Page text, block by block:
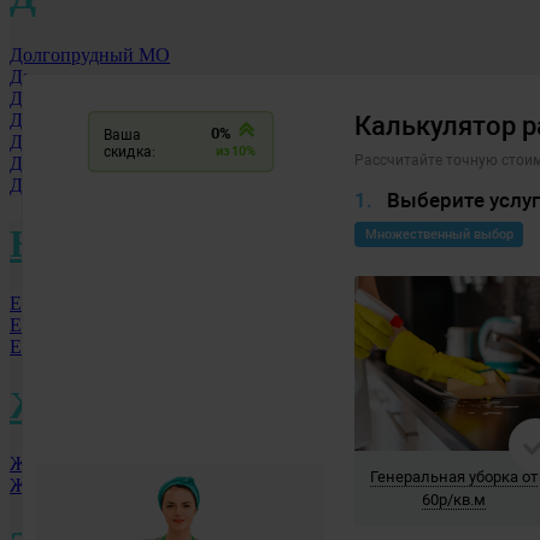
Долгопрудный МО
Дзержинск
Дмитровоград
Дербент
Домодедово
Дубна
Донской
Е
Екатеринбург
Елец
Ессентуки
Ж
Железногорск
Жуковский